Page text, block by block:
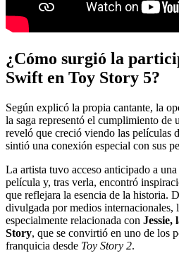
¿Cómo surgió la
Swift en Toy Story 5?
Según explicó la propia cantante, la
la saga representó el cumplimiento de
reveló que creció viendo las películas
sintió una conexión especial con sus
La artista tuvo acceso anticipado a
película y, tras verla, encontró
que reflejara la esencia de la historia.
divulgada por medios internacionales,
especialmente relacionada con Jessie,
Story, que se convirtió en uno de los
franquicia desde Toy Story 2.